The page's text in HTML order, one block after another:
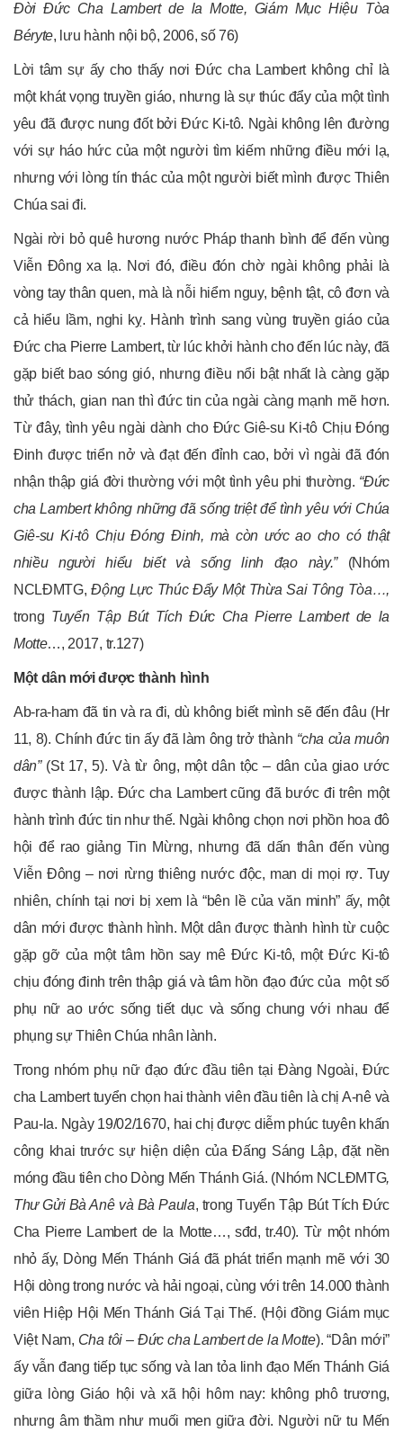
Đời Đức Cha Lambert de la Motte, Giám Mục Hiệu Tòa
Béryte, lưu hành nội bộ, 2006, số 76)
Lời tâm sự ấy cho thấy nơi Đức cha Lambert không chỉ là
một khát vọng truyền giáo, nhưng là sự thúc đẩy của một tình
yêu đã được nung đốt bởi Đức Ki-tô. Ngài không lên đường
với sự háo hức của một người tìm kiếm những điều mới lạ,
nhưng với lòng tín thác của một người biết mình được Thiên
Chúa sai đi.
Ngài rời bỏ quê hương nước Pháp thanh bình để đến vùng
Viễn Đông xa lạ. Nơi đó, điều đón chờ ngài không phải là
vòng tay thân quen, mà là nỗi hiểm nguy, bệnh tật, cô đơn và
cả hiểu lầm, nghi kỵ. Hành trình sang vùng truyền giáo của
Đức cha Pierre Lambert, từ lúc khởi hành cho đến lúc này, đã
gặp biết bao sóng gió, nhưng điều nổi bật nhất là càng gặp
thử thách, gian nan thì đức tin của ngài càng mạnh mẽ hơn.
Từ đây, tình yêu ngài dành cho Đức Giê-su Ki-tô Chịu Đóng
Đinh được triển nở và đạt đến đỉnh cao, bởi vì ngài đã đón
nhận thập giá đời thường với một tình yêu phi thường. “Đức
cha Lambert không những đã sống triệt để tình yêu với Chúa
Giê-su Ki-tô Chịu Đóng Đinh, mà còn ước ao cho có thật
nhiều người hiểu biết và sống linh đạo này.” (Nhóm
NCLĐMTG,Động Lực Thúc Đẩy Một Thừa Sai Tông Tòa…,
trong Tuyển Tập Bút Tích Đức Cha Pierre Lambert de la
Motte…, 2017, tr.127)
Một dân mới được thành hình
Ab-ra-ham đã tin và ra đi, dù không biết mình sẽ đến đâu (Hr
11, 8). Chính đức tin ấy đã làm ông trở thành “cha của muôn
dân”(St 17, 5). Và từ ông, một dân tộc – dân của giao ước
được thành lập. Đức cha Lambert cũng đã bước đi trên một
hành trình đức tin như thế. Ngài không chọn nơi phồn hoa đô
hội để rao giảng Tin Mừng, nhưng đã dấn thân đến vùng
Viễn Đông – nơi rừng thiêng nước độc, man di mọi rợ. Tuy
nhiên, chính tại nơi bị xem là “bên lề của văn minh” ấy, một
dân mới được thành hình. Một dân được thành hình từ cuộc
gặp gỡ của một tâm hồn say mê Đức Ki-tô, một Đức Ki-tô
chịu đóng đinh trên thập giá và tâm hồn đạo đức của một số
phụ nữ ao ước sống tiết dục và sống chung với nhau để
phụng sự Thiên Chúa nhân lành.
Trong nhóm phụ nữ đạo đức đầu tiên tại Đàng Ngoài, Đức
cha Lambert tuyển chọn hai thành viên đầu tiên là chị A-nê và
Pau-la. Ngày 19/02/1670, hai chị được diễm phúc tuyên khấn
công khai trước sự hiện diện của Đấng Sáng Lập, đặt nền
móng đầu tiên cho Dòng Mến Thánh Giá. (Nhóm NCLĐMTG,
Thư Gửi Bà Anê và Bà Paula, trong Tuyển Tập Bút Tích Đức
Cha Pierre Lambert de la Motte…, sđd, tr.40). Từ một nhóm
nhỏ ấy, Dòng Mến Thánh Giá đã phát triển mạnh mẽ với 30
Hội dòng trong nước và hải ngoại, cùng với trên 14.000 thành
viên Hiệp Hội Mến Thánh Giá Tại Thế. (Hội đồng Giám mục
Việt Nam, Cha tôi – Đức cha Lambert de la Motte). “Dân mới”
ấy vẫn đang tiếp tục sống và lan tỏa linh đạo Mến Thánh Giá
giữa lòng Giáo hội và xã hội hôm nay: không phô trương,
nhưng âm thầm như muối men giữa đời. Người nữ tu Mến